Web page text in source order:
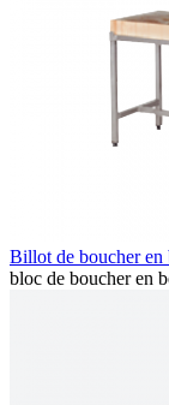
Billot de boucher en
bloc de boucher en